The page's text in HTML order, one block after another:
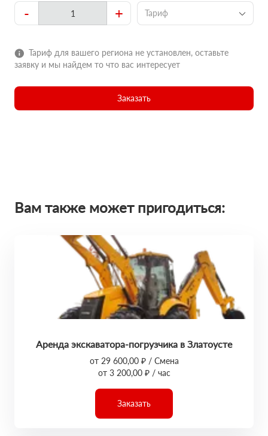
- + Тариф
Тариф для вашего региона не установлен, оставьте
заявку и мы найдем то что вас интересует
Заказать
Вам также может пригодиться:
Аренда экскаватора-погрузчика в Златоусте
от 29 600,00 ₽ / Смена
от 3 200,00 ₽ / час
Заказать